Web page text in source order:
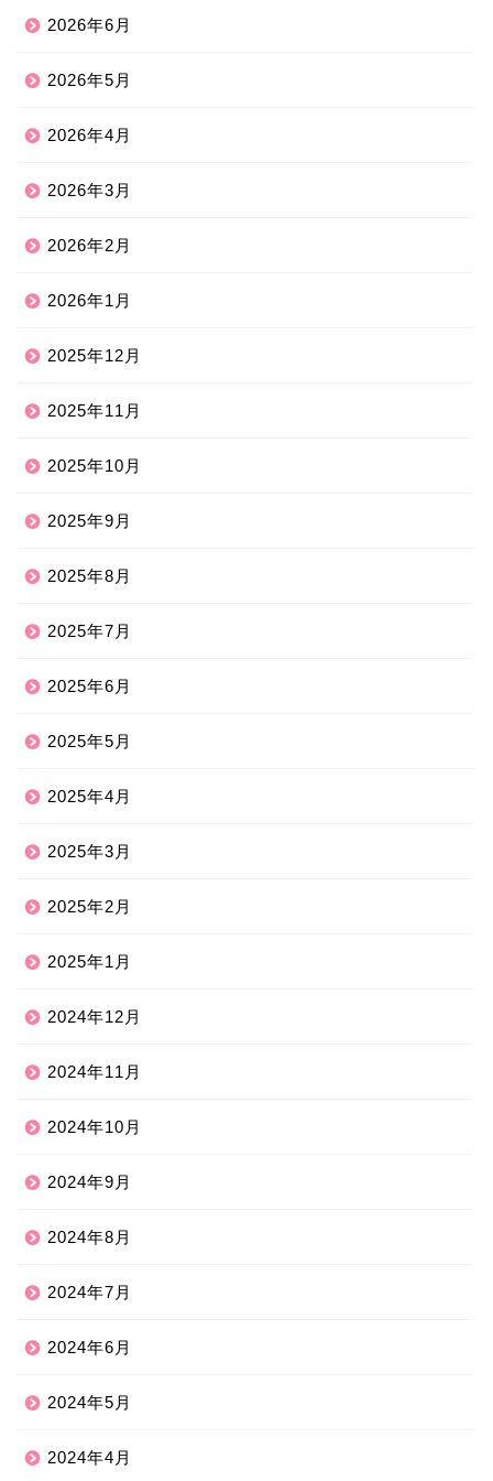
2026年6月
2026年5月
2026年4月
2026年3月
2026年2月
2026年1月
2025年12月
2025年11月
2025年10月
2025年9月
2025年8月
2025年7月
2025年6月
2025年5月
2025年4月
2025年3月
2025年2月
2025年1月
2024年12月
2024年11月
2024年10月
2024年9月
2024年8月
2024年7月
2024年6月
2024年5月
2024年4月